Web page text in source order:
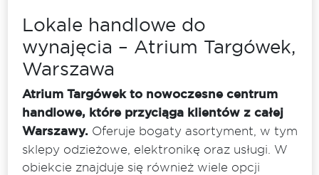
Lokale handlowe do
wynajęcia – Atrium Targówek,
Warszawa
Atrium Targówek to nowoczesne centrum
handlowe, które przyciąga klientów z całej
Warszawy.Oferuje bogaty asortyment, w tym
sklepy odzieżowe, elektronikę oraz usługi. W
obiekcie znajduje się również wiele opcji